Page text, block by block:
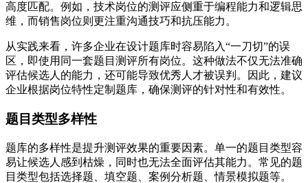
高度匹配。例如，技术岗位的测评应侧重于编程能力和逻辑思
维，而销售岗位则更注重沟通技巧和抗压能力。
从实践来看，许多企业在设计题库时容易陷入“一刀切”的误
区，即使用同一套题目测评所有岗位。这种做法不仅无法准确
评估候选人的能力，还可能导致优秀人才被误判。因此，建议
企业根据岗位特性定制题库，确保测评的针对性和有效性。
题目类型多样性
题库的多样性是提升测评效果的重要因素。单一的题目类型容
易让候选人感到枯燥，同时也无法全面评估其能力。常见的题
目类型包括选择题、填空题、案例分析题、情景模拟题等。